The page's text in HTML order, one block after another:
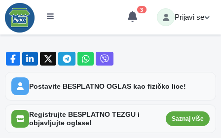
3
Prijavi se
Postavite BESPLATNO OGLAS kao fizičko lice!
Registrujte BESPLATNO TEZGU i
objavljujte oglase!
Saznaj više